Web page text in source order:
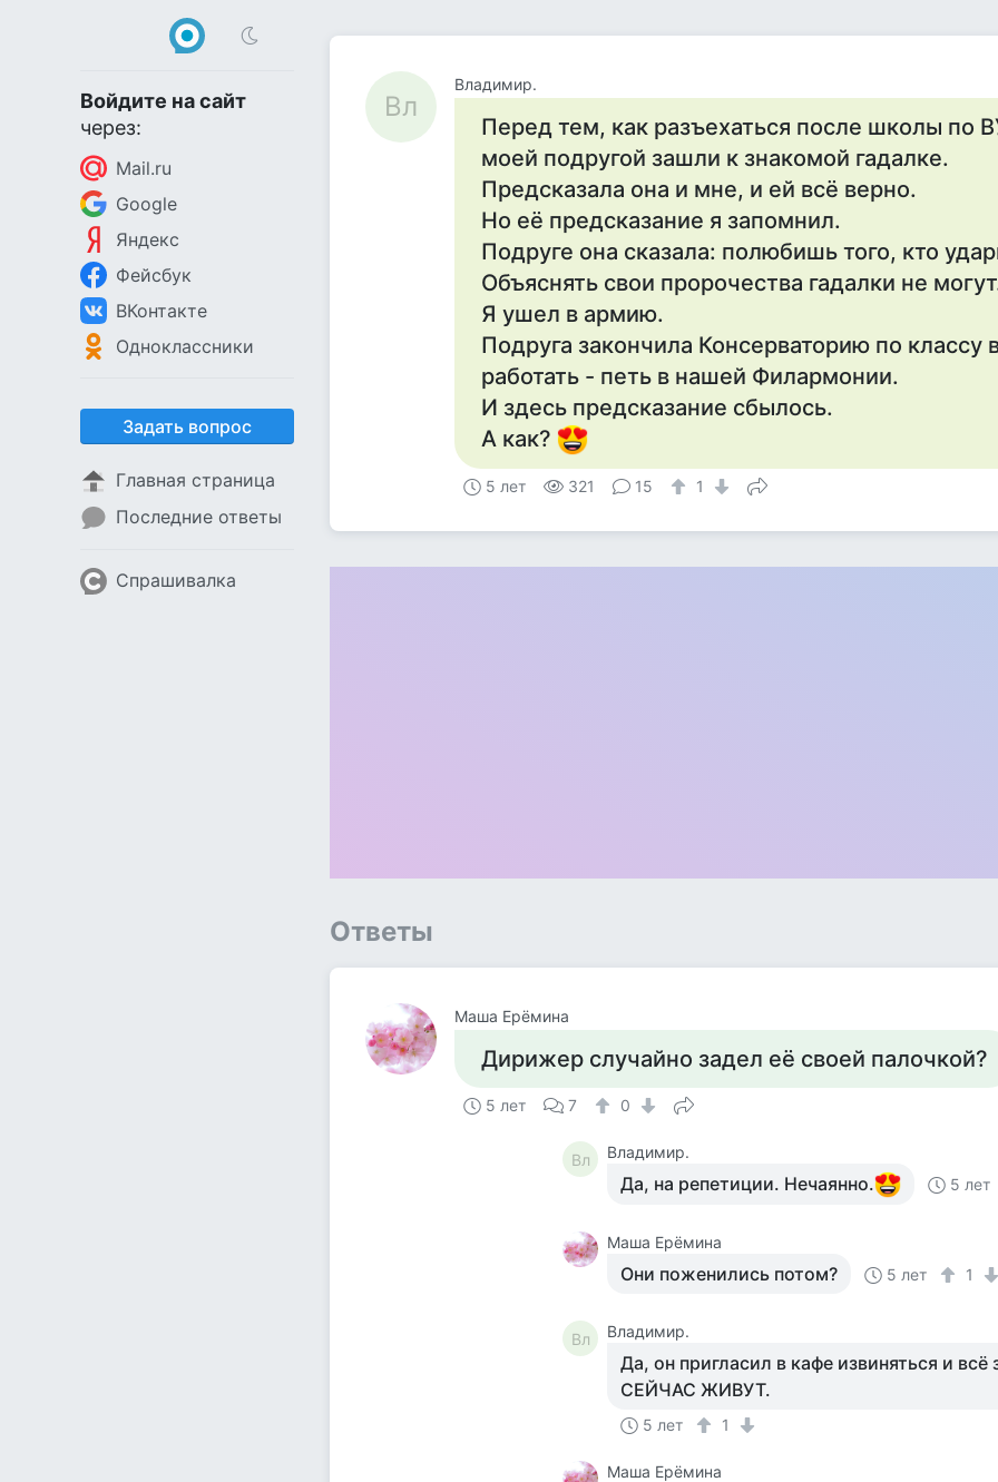
Войдите на сайт
через:
Mail.ru
Google
Яндекс
Фейсбук
ВКонтакте
Одноклассники
Задать вопрос
Главная страница
Последние ответы
Спрашивалка
Вл
Владимир.
Перед тем, как разъехаться после школы по
моей подругой зашли к знакомой гадалке.
Предсказала она и мне, и ей всё верно.
Но её предсказание я запомнил.
Подруге она сказала: полюбишь того, кто
Объяснять свои пророчества гадалки не
Я ушел в армию.
Подруга закончила Консерваторию по классу
работать - петь в нашей Филармонии.
И здесь предсказание сбылось.
А как?
5 лет 321 15 1
Ответы
Маша Ерёмина
Дирижер случайно задел её своей палочкой?
5 лет 7 0
Вл Владимир.
Да, на репетиции. Нечаянно. 5 лет
Маша Ерёмина
Они поженились потом? 5 лет 1
Вл Владимир.
Да, он пригласил в кафе извиняться и всё
СЕЙЧАС ЖИВУТ.
5 лет 1
Маша Ерёмина